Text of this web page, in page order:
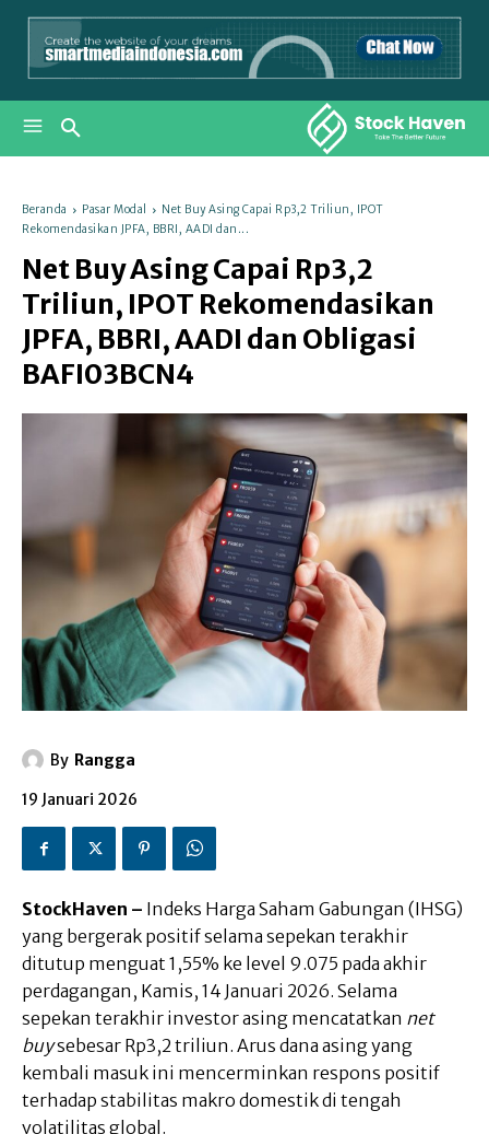
Beranda Pasar Modal
Net Buy Asing Capai Rp3,2 Triliun, IPOT
Rekomendasikan JPFA, BBRI, AADI dan...
Net Buy Asing Capai Rp3,2
Triliun, IPOT Rekomendasikan
JPFA, BBRI, AADI dan Obligasi
BAFI03BCN4
By Rangga
19 Januari 2026
StockHaven – Indeks Harga Saham Gabungan (IHSG)
yang bergerak positif selama sepekan terakhir
ditutup menguat 1,55% ke level 9.075 pada akhir
perdagangan, Kamis, 14 Januari 2026. Selama
sepekan terakhir investor asing mencatatkan net
buysebesar Rp3,2 triliun. Arus dana asing yang
kembali masuk ini mencerminkan respons positif
terhadap stabilitas makro domestik di tengah
volatilitas global.